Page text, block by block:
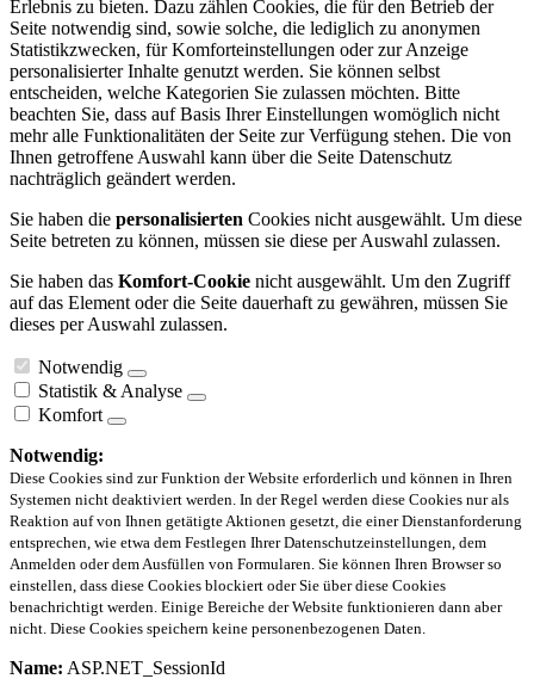
Erlebnis zu bieten. Dazu zählen Cookies, die für den Betrieb der
Seite notwendig sind, sowie solche, die lediglich zu anonymen
Statistikzwecken, für Komforteinstellungen oder zur Anzeige
personalisierter Inhalte genutzt werden. Sie können selbst
entscheiden, welche Kategorien Sie zulassen möchten. Bitte
beachten Sie, dass auf Basis Ihrer Einstellungen womöglich nicht
mehr alle Funktionalitäten der Seite zur Verfügung stehen. Die von
Ihnen getroffene Auswahl kann über die Seite Datenschutz
nachträglich geändert werden.
Sie haben die personalisierten Cookies nicht ausgewählt. Um diese
Seite betreten zu können, müssen sie diese per Auswahl zulassen.
Sie haben das Komfort-Cookie nicht ausgewählt. Um den Zugriff
auf das Element oder die Seite dauerhaft zu gewähren, müssen Sie
dieses per Auswahl zulassen.
Notwendig
Statistik & Analyse
Komfort
Notwendig:
Diese Cookies sind zur Funktion der Website erforderlich und können in Ihren
Systemen nicht deaktiviert werden. In der Regel werden diese Cookies nur als
Reaktion auf von Ihnen getätigte Aktionen gesetzt, die einer Dienstanforderung
entsprechen, wie etwa dem Festlegen Ihrer Datenschutzeinstellungen, dem
Anmelden oder dem Ausfüllen von Formularen. Sie können Ihren Browser so
einstellen, dass diese Cookies blockiert oder Sie über diese Cookies
benachrichtigt werden. Einige Bereiche der Website funktionieren dann aber
nicht. Diese Cookies speichern keine personenbezogenen Daten.
Name: ASP.NET_SessionId